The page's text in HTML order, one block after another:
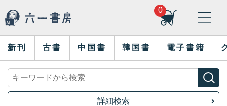
0
新刊 古書 中国書 韓国書 電子書籍
詳細検索